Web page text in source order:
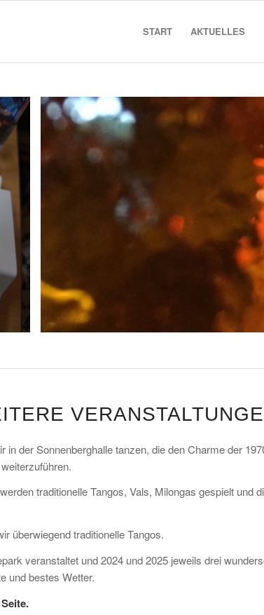
START AKTUELLES
der Sonnenberghalle tanzen, die den Charme der
traditionelle Tangos, Vals, Milongas gespielt und
überwiegend traditionelle Tangos.
veranstaltet und 2024 und 2025 jeweils drei
und bestes Wetter.